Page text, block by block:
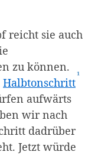
reicht sie auch
zu können.
Halbtonschritt¹
Link)
aufwärts
wir nach
dadrüber
Jetzt würde